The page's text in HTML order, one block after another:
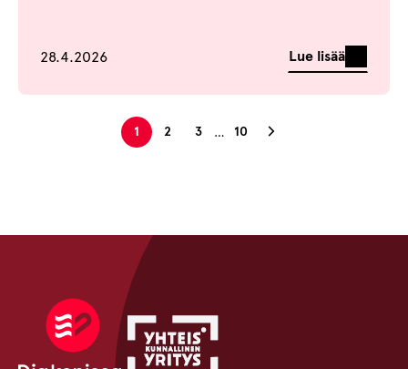
Julkaistu
28.4.2026 Lue lisää
1 2 3 … 10